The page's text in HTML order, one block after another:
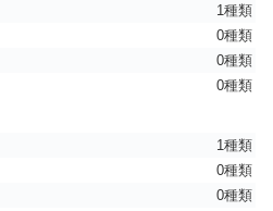
1種類
0種類
0種類
0種類
1種類
0種類
0種類